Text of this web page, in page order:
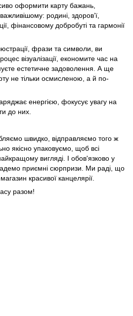
оформити карту бажань,
родині, здоров’ї,
фінансовому добробуті та гармонії
фрази та символи, ви
візуалізації, економите час на
естетичне задоволення. А ще
не тільки осмисленою, а й по-
енергією, фокусує увагу на
до них.
швидко, відправляємо того ж
якісно упаковуємо, щоб всі
вигляді. І обов'язково у
приємні сюрпризи. Ми раді, що
красивої канцелярії.
разом!